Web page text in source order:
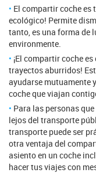
El compartir coche es
ecológico! Permite
tanto, es una forma de
environmente.
¡El compartir coche
trayectos aburridos!
ayudarse mutuamente
coche que viajan
Para las personas
lejos del transporte
transporte puede ser
otra ventaja del
asiento en un coche
hacer tus viajes con